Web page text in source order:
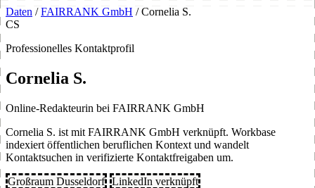
Daten / FAIRRANK GmbH / Cornelia S.
CS
Professionelles Kontaktprofil
Cornelia S.
Online-Redakteurin bei FAIRRANK GmbH
Cornelia S. ist mit FAIRRANK GmbH verknüpft. Workbase
indexiert öffentlichen beruflichen Kontext und wandelt
Kontaktsuchen in verifizierte Kontaktfreigaben um.
Großraum Dusseldorf LinkedIn verknüpft